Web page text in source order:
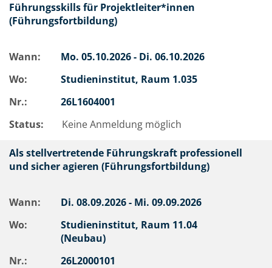
Führungsskills für Projektleiter*innen
(Führungsfortbildung)
Wann: Mo. 05.10.2026 - Di. 06.10.2026
Wo:
Studieninstitut, Raum 1.035
Nr.:
26L1604001
Status:
Keine Anmeldung möglich
Als stellvertretende Führungskraft professionell
und sicher agieren (Führungsfortbildung)
Wann: Di. 08.09.2026 - Mi. 09.09.2026
Wo:
Studieninstitut, Raum 11.04
(Neubau)
Nr.:
26L2000101